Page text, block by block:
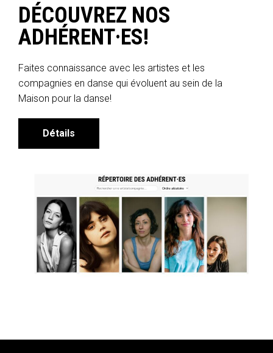
DÉCOUVREZ NOS
ADHÉRENT·ES!
Faites connaissance avec les artistes et les
compagnies en danse qui évoluent au sein de la
Maison pour la danse!
Détails